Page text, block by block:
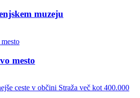
muzeju
mesto